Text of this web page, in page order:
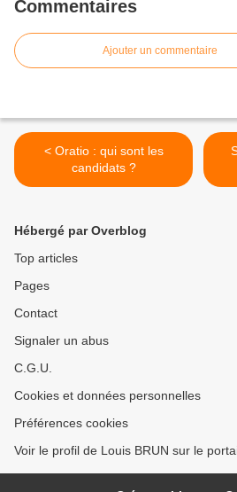
Commentaires
Ajouter un commentaire
< Oratio : qui sont les
candidats ?
Hébergé par Overblog
Top articles
Pages
Contact
Signaler un abus
C.G.U.
Cookies et données personnelles
Préférences cookies
Voir le profil de Louis BRUN sur le